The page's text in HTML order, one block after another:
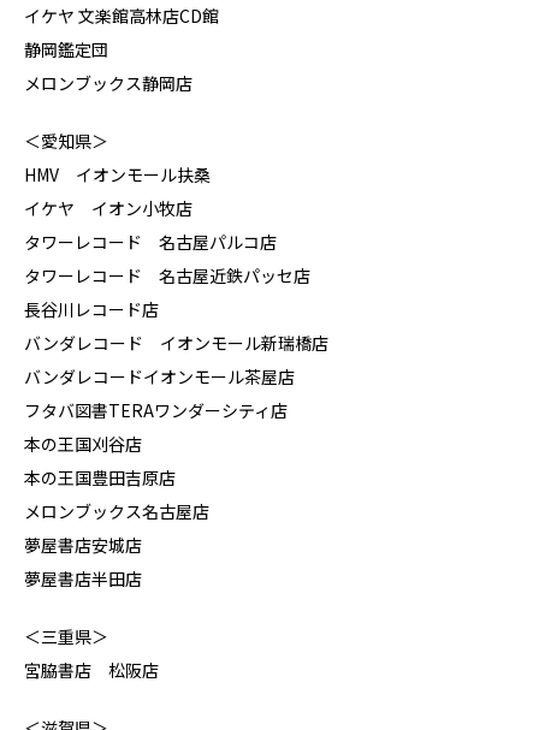
イケヤ 文楽館高林店CD館
静岡鑑定団
メロンブックス静岡店
＜愛知県＞
HMV イオンモール扶桑
イケヤ イオン小牧店
タワーレコード 名古屋パルコ店
タワーレコード 名古屋近鉄パッセ店
長谷川レコード店
バンダレコード イオンモール新瑞橋店
バンダレコードイオンモール茶屋店
フタバ図書TERAワンダーシティ店
本の王国刈谷店
本の王国豊田吉原店
メロンブックス名古屋店
夢屋書店安城店
夢屋書店半田店
＜三重県＞
宮脇書店 松阪店